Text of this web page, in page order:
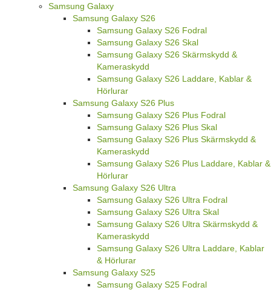
Samsung Galaxy
Samsung Galaxy S26
Samsung Galaxy S26 Fodral
Samsung Galaxy S26 Skal
Samsung Galaxy S26 Skärmskydd &
Kameraskydd
Samsung Galaxy S26 Laddare, Kablar &
Hörlurar
Samsung Galaxy S26 Plus
Samsung Galaxy S26 Plus Fodral
Samsung Galaxy S26 Plus Skal
Samsung Galaxy S26 Plus Skärmskydd &
Kameraskydd
Samsung Galaxy S26 Plus Laddare, Kablar &
Hörlurar
Samsung Galaxy S26 Ultra
Samsung Galaxy S26 Ultra Fodral
Samsung Galaxy S26 Ultra Skal
Samsung Galaxy S26 Ultra Skärmskydd &
Kameraskydd
Samsung Galaxy S26 Ultra Laddare, Kablar
& Hörlurar
Samsung Galaxy S25
Samsung Galaxy S25 Fodral